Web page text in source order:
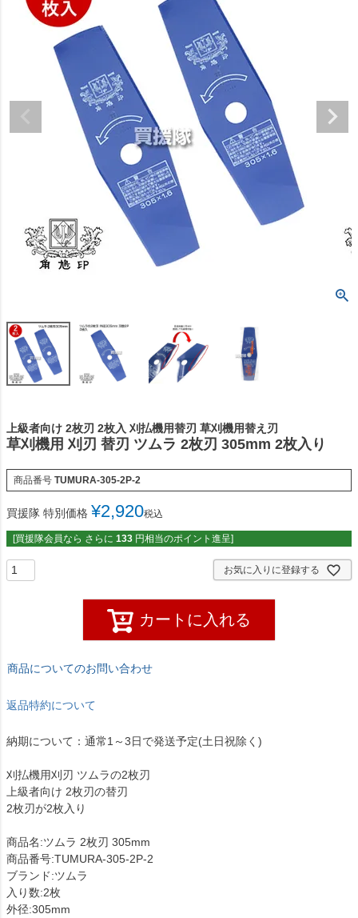
上級者向け 2枚刃 2枚入 刈払機用替刃 草刈機用替え刃
草刈機用 刈刃 替刃 ツムラ 2枚刃 305mm 2枚入り
商品番号 TUMURA-305-2P-2
買援隊 特別価格 ¥2,920税込
[買援隊会員なら さらに 133 円相当のポイント進呈]
お気に入りに登録する
カートに入れる
商品についてのお問い合わせ
返品特約について
納期について：通常1～3日で発送予定(土日祝除く)
刈払機用刈刃 ツムラの2枚刃
上級者向け 2枚刃の替刃
2枚刃が2枚入り
商品名:ツムラ 2枚刃 305mm
商品番号:TUMURA-305-2P-2
ブランド:ツムラ
入り数:2枚
外径:305mm